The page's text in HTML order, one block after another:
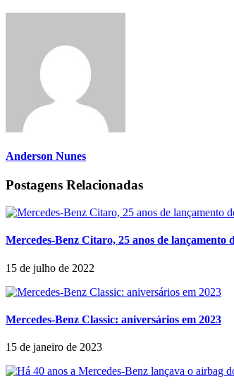
Anderson Nunes
Postagens Relacionadas
Mercedes-Benz Citaro, 25 anos de lançamento
15 de julho de 2022
Mercedes-Benz Classic: aniversários em 2023
15 de janeiro de 2023